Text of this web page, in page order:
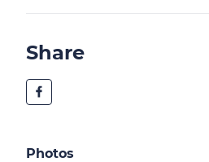
Share
Photos